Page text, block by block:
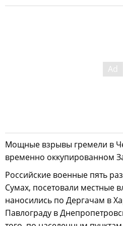
Мощные взрывы гремели в
временно оккупированном
Российские военные пять
Сумах, посетовали местные
наносились по Дергачам в
Павлограду в